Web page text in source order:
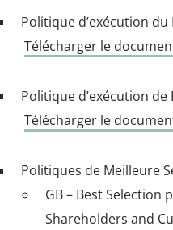
Politique d’exécution
Télécharger le
Politique d’exécution de
Télécharger le
Politiques de Meilleure
GB – Best Selection
Shareholders and